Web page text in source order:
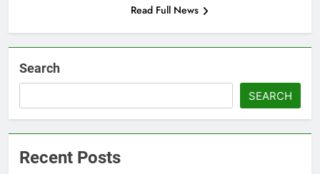
Read Full News
Search
SEARCH
Recent Posts